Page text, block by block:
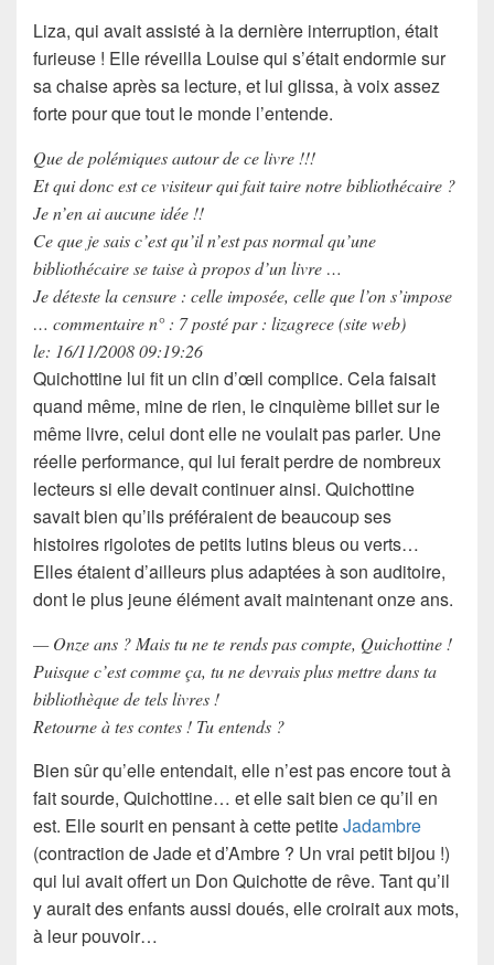
Liza, qui avait assisté à la dernière interruption, était
furieuse ! Elle réveilla Louise qui s’était endormie sur
sa chaise après sa lecture, et lui glissa, à voix assez
forte pour que tout le monde l’entende.
Que de polémiques autour de ce livre !!!
Et qui donc est ce visiteur qui fait taire notre bibliothécaire ?
Je n’en ai aucune idée !!
Ce que je sais c’est qu’il n’est pas normal qu’une
bibliothécaire se taise à propos d’un livre …
Je déteste la censure : celle imposée, celle que l’on s’impose
… commentaire n° : 7 posté par : lizagrece (site web)
le: 16/11/2008 09:19:26
Quichottine lui fit un clin d’œil complice. Cela faisait
quand même, mine de rien, lecinquième billetsur le
même livre, celui dont elle ne voulait pas parler. Une
réelle performance, qui lui ferait perdre de nombreux
lecteurs si elle devait continuer ainsi. Quichottine
savait bien qu’ils préféraient de beaucoup ses
histoires rigolotes de petits lutins bleus ou verts…
Elles étaient d’ailleurs plus adaptées à son auditoire,
dont le plus jeune élément avait maintenant onze ans.
— Onze ans ? Mais tu ne te rends pas compte, Quichottine !
Puisque c’est comme ça, tu ne devrais plus mettre dans ta
bibliothèque de tels livres !
Retourne à tes contes ! Tu entends ?
Bien sûr qu’elle entendait, elle n’est pas encore tout à
fait sourde, Quichottine… et elle sait bien ce qu’il en
est. Elle sourit en pensant à cette petiteJadambre
(contraction deJadeet d’Ambre ? Un vrai petit bijou !)
qui lui avait offert un Don Quichotte de rêve. Tant qu’il
y aurait des enfants aussi doués, elle croirait aux mots,
à leur pouvoir…